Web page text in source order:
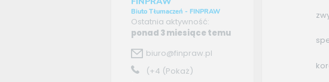
Biuto Tłumaczeń - FINPRAW
Ostatnia aktywność:
ponad 3 miesiące temu
biuro@finpraw.pl
(+4 (Pokaż)